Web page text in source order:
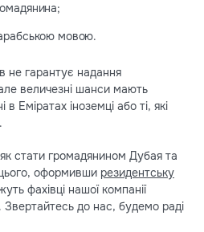
мовою.
не гарантує надання
величезні шанси мають
Еміратах іноземці або ті, які
стати громадянином Дубая та
оформивши резидентську
фахівці нашої компанії
до нас, будемо раді